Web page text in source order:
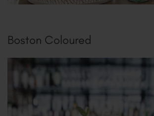
Boston Coloured